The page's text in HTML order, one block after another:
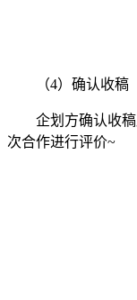
（4）确认收稿
企划方确认收稿
次合作进行评价~